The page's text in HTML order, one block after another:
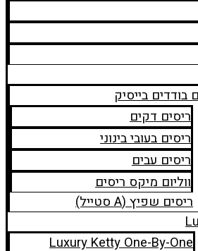
בודדים בייסיק
ריסים דקים
ריסים בעובי בינוני
ריסים עבים
ווליום מיקס ריסים
ריסים שפיץ (A סטייל)
Luxury Ketty One-By-One